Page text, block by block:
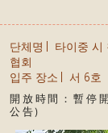
단체명│ 타이중 시
협회
입주 장소│ 서 6호
開放時間：暫停
公告)